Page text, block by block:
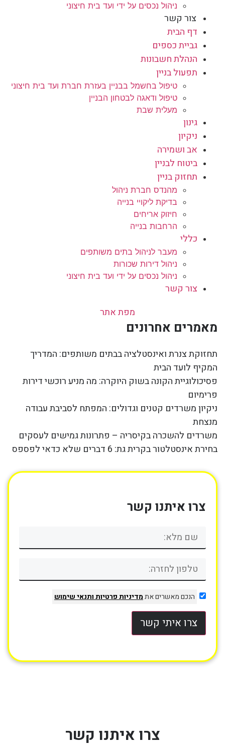
ניהול נכסים על ידי ועד בית חיצוני
צור קשר
דף הבית
גביית כספים
הנהלת חשבונות
תפעול בניין
טיפול בחשמל בבניין בעזרת חברת ועד בית חיצוני
טיפול ודאגה לבטחון הבניין
מעלית שבת
גינון
ניקיון
אב ושמירה
ביטוח לבניין
תחזוק בניין
מהנדס חברת ניהול
בדיקת ליקויי בנייה
חיזוק אריחים
הרחבות בנייה
כללי
מעבר לניהול בתים משותפים
ניהול דירות שכורות
ניהול נכסים על ידי ועד בית חיצוני
צור קשר
מפת אתר
מאמרים אחרונים
תחזוקת צנרת ואינסטלציה בבתים משותפים: המדריך
המקיף לועד הבית
פסיכולוגיית הקונה בשוק היוקרה: מה מניע רוכשי דירות
פרימיום
ניקיון משרדים קטנים וגדולים: המפתח לסביבת עבודה
מנצחת
משרדים להשכרה בקיסריה – פתרונות גמישים לעסקים
בחירת אינסטלטור בקרית גת: 6 דברים שלא כדאי לפספס
צרו איתנו קשר
הנכם מאשרים אתמדיניות פרטיותותנאי שימוש
צרו איתי קשר
צרו איתנו קשר